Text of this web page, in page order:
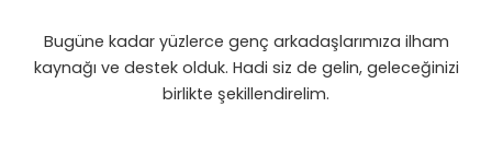
Bugüne kadar yüzlerce genç arkadaşlarımıza ilham
kaynağı ve destek olduk. Hadi siz de gelin, geleceğinizi
birlikte şekillendirelim.